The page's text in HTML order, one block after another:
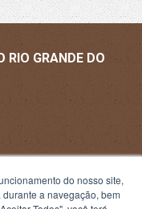
RIO GRANDE DO
do nosso site,
a navegação, bem